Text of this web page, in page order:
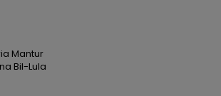
Mantur
Bil-Lula